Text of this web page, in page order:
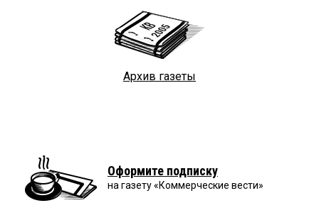
Архив газеты
Оформите подписку
на газету «Коммерческие вести»